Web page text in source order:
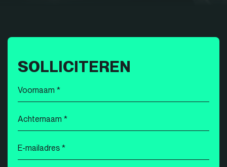
SOLLICITEREN
Voornaam
*
Achternaam
*
E-
mailadres